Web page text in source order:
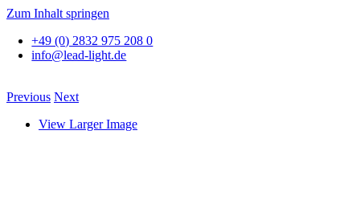
Zum Inhalt springen
+49 (0) 2832 975 208 0
info@lead-light.de
Previous Next
View Larger Image